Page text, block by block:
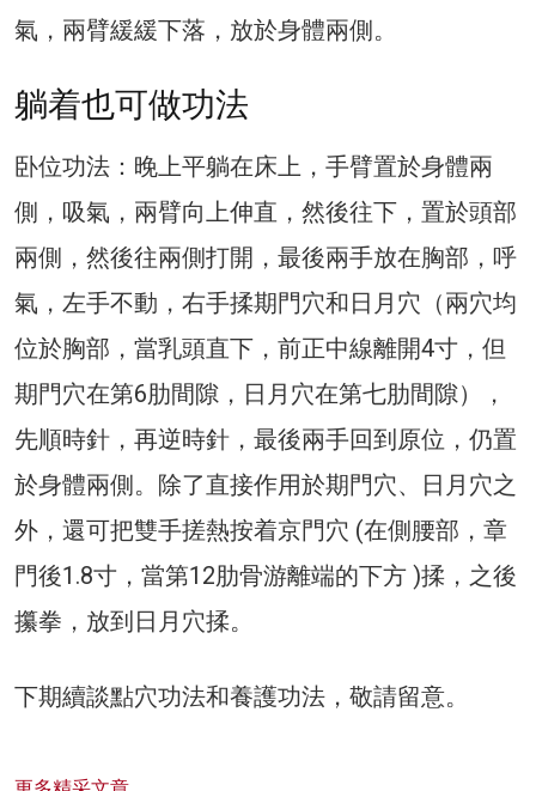
氣，兩臂緩緩下落，放於身體兩側。
躺着也可做功法
卧位功法：晚上平躺在床上，手臂置於身體兩
側，吸氣，兩臂向上伸直，然後往下，置於頭部
兩側，然後往兩側打開，最後兩手放在胸部，呼
氣，左手不動，右手揉期門穴和日月穴（兩穴均
位於胸部，當乳頭直下，前正中線離開4寸，但
期門穴在第6肋間隙，日月穴在第七肋間隙），
先順時針，再逆時針，最後兩手回到原位，仍置
於身體兩側。除了直接作用於期門穴、日月穴之
外，還可把雙手搓熱按着京門穴 (在側腰部，章
門後1.8寸，當第12肋骨游離端的下方 )揉，之後
攥拳，放到日月穴揉。
下期續談點穴功法和養護功法，敬請留意。